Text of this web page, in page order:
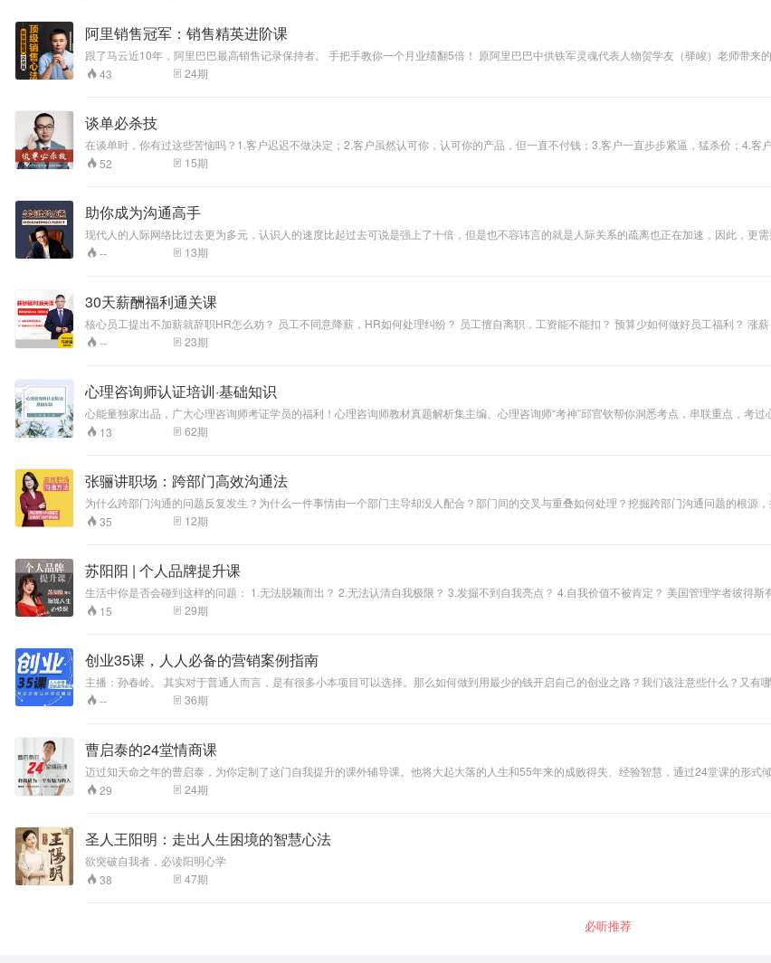
鉴》中找到类似情
境。这本书就像是
一本历史的“教科
书”从中学习到许多
的智慧和策略。
小说的方式阐述自
己的观点。在小说
他的生活开始发生
阿里销售冠军：销售精英进阶课
跟了马云近10年，阿里巴巴最高销售记录保持者。 手把手教你一个月业绩翻5倍！ 原阿里巴巴中供铁军灵魂代表人物贺学友（驿峻）老师
43
24期
谈单必杀技
在谈单时，你有过这些苦恼吗？1.客户迟迟不做决定；2.客户虽然认可你，认可你的产品，但一直不付钱；3.客户一直步步紧逼，猛杀价；4.客
谈单中的主动权；……谈单必杀技，胡超老师教你解除苦恼，轻松成为谈单达人！ 更多就在GZH：中道云学堂
52 15期
助你成为沟通高手
现代人的人际网络比过去更为多元，认识人的速度比起过去可说是强上了十倍，但是也不容讳言的就是人际关系的疏离也正在加速，因此，更
可说是比比皆是，处处可见。有的时候，脱口说出一句无心的话，却让人因此怀恨在心，形成了严重的对立。小至冷漠以对，大道有可能剑拔
说：明明有机会成交的客户，因为说错一句话导致丢失了一个大单；或者是总在一些社交场合因为搭不上话哑口无言，让自己在众人面前显得
技巧，回应对话的技巧，也有审时度势的关键对话和用语，更有一些是教你在什么场合？面对什么样的人讲什么样的话？您可以随时在不同的
-- 13期
30天薪酬福利通关课
核心员工提出不加薪就辞职HR怎么劝？ 员工不同意降薪，HR如何处理纠纷？ 员工擅自离职，工资能不能扣？ 预算少如何做好员工福利？
薪酬沟通→日/小时/试用期/计件工资结算→加班费/病假/产假/年假工资核算→考勤请假制度等等！
-- 23期
心理咨询师认证培训·基础知识
心能量独家出品，广大心理咨询师考证学员的福利！心理咨询师教材真题解析集主编、心理咨询师“考神”邱官钦帮你洞悉考点，串联重点，考过心理咨询师不是梦！ 附：参考教材2015年 修订版
金牌讲师； 国家二级心理咨询师； 国家心理咨询师培训讲师； 中国心理卫生协会会员； 国家心理咨询师职业资格鉴定教材真题解析集主编；
省状元； 被学员们称为“考神”。
13 62期
张骊讲职场：跨部门高效沟通法
为什么跨部门沟通的问题反复发生？为什么一件事情由一个部门主导却没人配合？部门间的交叉与重叠如何处理？挖掘跨部门沟通问题的根源
士充分认知职场沟通的重要性。掌握职场沟通的基本方法和技巧；有效处理和解决职场沟通中常见的各种问题， 提高跨部门沟通效果，提升企
35 12期
苏阳阳 | 个人品牌提升课
生活中你是否会碰到这样的问题： 1.无法脱颖而出？ 2.无法认清自我极限？ 3.发掘不到自我亮点？ 4.自我价值不被肯定？ 美国管理学者彼得斯有一句被社会广为引用的一句话："二十一世纪的工作生存法则就是建立个人
15 29期
创业35课，人人必备的营销案例指南
主播：孙春岭。 其实对于普通人而言，是有很多小本项目可以选择。那么如何做到用最少的钱开启自己的创业之路？我们该注意些什么？又有
路”。覆盖不同行业、不同业务发展阶段与不同的商业人物，有经典商战分析，初创公司的成功崛起、市场竞争中杀出重围的佼佼者故事，也有
-- 36期
曹启泰的24堂情商课
迈过知天命之年的曹启泰，为你定制了这门自我提升的课外辅导课。他将大起大落的人生和55年来的成败得失、经验智慧，通过24堂课的形式
力的人。
29 24期
圣人王阳明：走出人生困境的智慧心法
欲突破自我者，必读阳明心学
38
47期
必听推荐